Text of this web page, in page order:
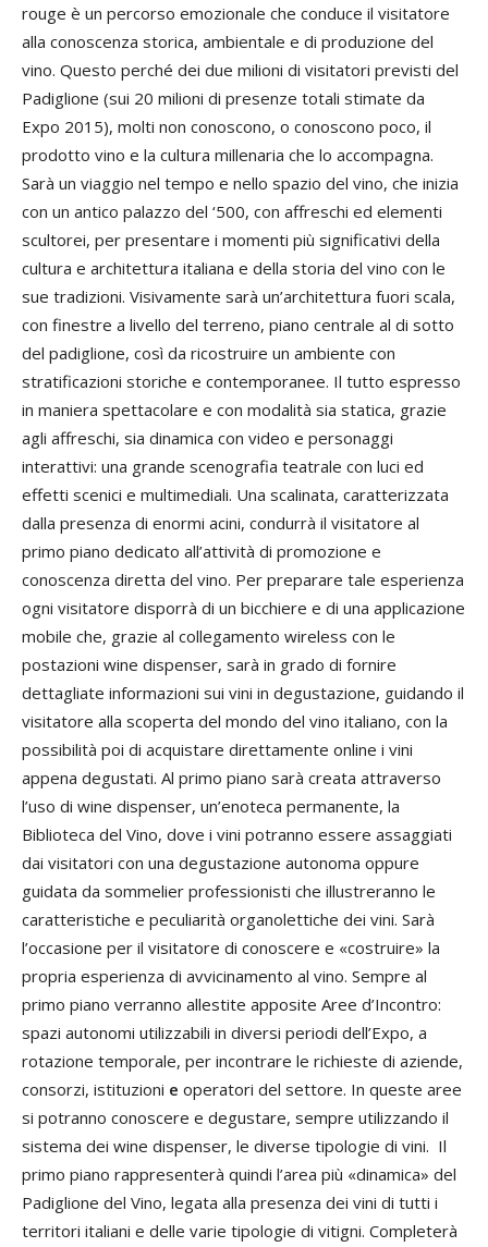
rouge è un percorso emozionale che conduce il visitatore
alla conoscenza storica, ambientale e di produzione del
vino. Questo perché dei due milioni di visitatori previsti del
Padiglione (sui 20 milioni di presenze totali stimate da
Expo 2015), molti non conoscono, o conoscono poco, il
prodotto vino e la cultura millenaria che lo accompagna.
Sarà un viaggio nel tempo e nello spazio del vino, che inizia
con un antico palazzo del ‘500, con affreschi ed elementi
scultorei, per presentare i momenti più significativi della
cultura e architettura italiana e della storia del vino con le
sue tradizioni. Visivamente sarà un’architettura fuori scala,
con finestre a livello del terreno, piano centrale al di sotto
del padiglione, così da ricostruire un ambiente con
stratificazioni storiche e contemporanee. Il tutto espresso
in maniera spettacolare e con modalità sia statica, grazie
agli affreschi, sia dinamica con video e personaggi
interattivi: una grande scenografia teatrale con luci ed
effetti scenici e multimediali. Una scalinata, caratterizzata
dalla presenza di enormi acini, condurrà il visitatore al
primo piano dedicato all’attività di promozione e
conoscenza diretta del vino. Per preparare tale esperienza
ogni visitatore disporrà di un bicchiere e di una applicazione
mobile che, grazie al collegamento wireless con le
postazioni wine dispenser, sarà in grado di fornire
dettagliate informazioni sui vini in degustazione, guidando il
visitatore alla scoperta del mondo del vino italiano, con la
possibilità poi di acquistare direttamente online i vini
appena degustati. Al primo piano sarà creata attraverso
l’uso di wine dispenser, un’enoteca permanente, la
Biblioteca del Vino, dove i vini potranno essere assaggiati
dai visitatori con una degustazione autonoma oppure
guidata da sommelier professionisti che illustreranno le
caratteristiche e peculiarità organolettiche dei vini. Sarà
l’occasione per il visitatore di conoscere e «costruire» la
propria esperienza di avvicinamento al vino. Sempre al
primo piano verranno allestite apposite Aree d’Incontro:
spazi autonomi utilizzabili in diversi periodi dell’Expo, a
rotazione temporale, per incontrare le richieste di aziende,
consorzi, istituzioni e operatori del settore. In queste aree
si potranno conoscere e degustare, sempre utilizzando il
sistema dei wine dispenser, le diverse tipologie di vini. Il
primo piano rappresenterà quindi l’area più «dinamica» del
Padiglione del Vino, legata alla presenza dei vini di tutti i
territori italiani e delle varie tipologie di vitigni. Completerà